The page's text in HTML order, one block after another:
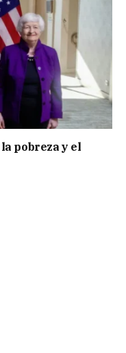
pobreza y el